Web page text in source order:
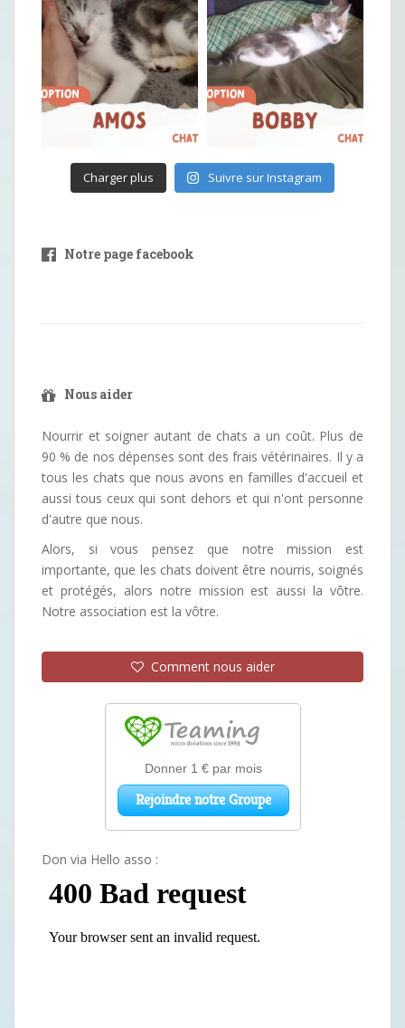
Charger plus Suivre sur Instagram
Notre page facebook
Nous aider
Nourrir et soigner autant de chats a un coût. Plus de
90 % de nos dépenses sont des frais vétérinaires. Il y a
tous les chats que nous avons en familles d'accueil et
aussi tous ceux qui sont dehors et qui n'ont personne
d'autre que nous.
Alors, si vous pensez que notre mission est
importante, que les chats doivent être nourris, soignés
et protégés, alors notre mission est aussi la vôtre.
Notre association est la vôtre.
Comment nous aider
Don via Hello asso :